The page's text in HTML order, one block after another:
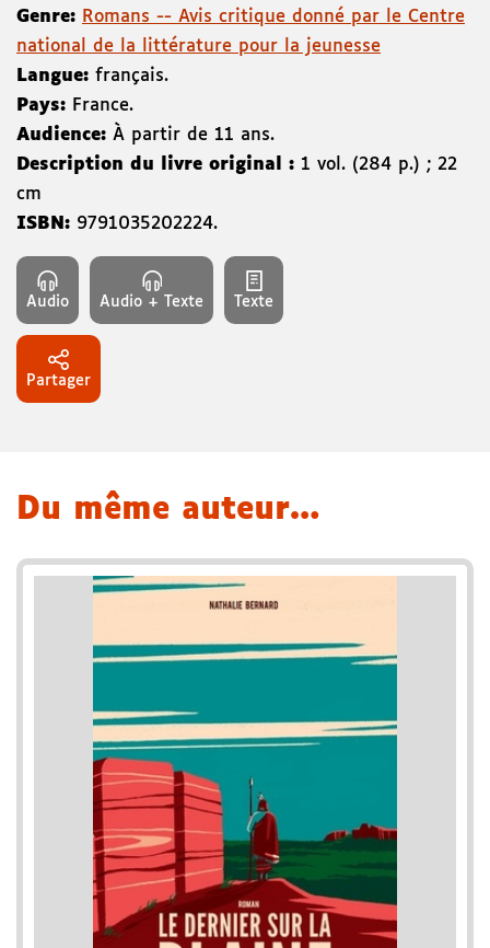
Genre: Romans -- Avis critique donné par le Centre
national de la littérature pour la jeunesse
Langue: français.
Pays: France.
Audience: À partir de 11 ans.
Description du livre original : 1 vol. (284 p.) ; 22
cm
ISBN: 9791035202224.
Audio Audio + Texte Texte
Partager
Du même auteur…